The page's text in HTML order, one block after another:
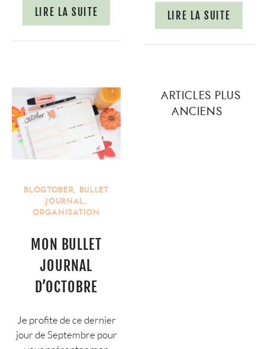
LIRE LA SUITE LIRE LA SUITE
BLOGTOBER, BULLET
JOURNAL,
ORGANISATION
MON BULLET
JOURNAL
D’OCTOBRE
Je profite de ce dernier
jour de Septembre pour
ARTICLES PLUS
ANCIENS